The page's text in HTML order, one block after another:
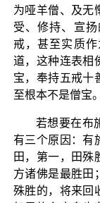
为哑羊僧、及无
受、修持、宣
戒，甚至实质
道，这种连表相
宝，奉持五戒十
至根本不是僧宝。
若想要在布
有三个原因：有
田，第一，田殊
方诸佛是最胜田
殊胜的，将来回